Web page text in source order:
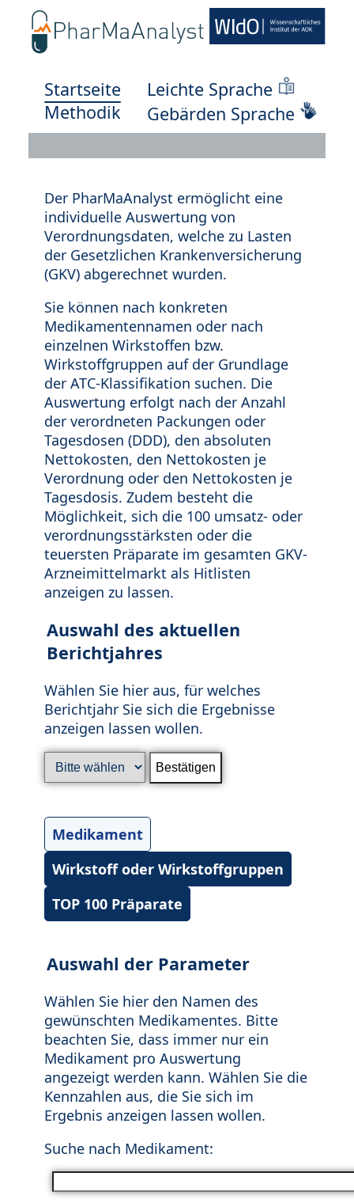
Startseite
Methodik
Leichte Sprache
Gebärden Sprache
Der PharMaAnalyst ermöglicht eine
individuelle Auswertung von
Verordnungsdaten, welche zu Lasten
der Gesetzlichen Krankenversicherung
(GKV) abgerechnet wurden.
Sie können nach konkreten
Medikamentennamen oder nach
einzelnen Wirkstoffen bzw.
Wirkstoffgruppen auf der Grundlage
der ATC-Klassifikation suchen. Die
Auswertung erfolgt nach der Anzahl
der verordneten Packungen oder
Tagesdosen (DDD), den absoluten
Nettokosten, den Nettokosten je
Verordnung oder den Nettokosten je
Tagesdosis. Zudem besteht die
Möglichkeit, sich die 100 umsatz- oder
verordnungsstärksten oder die
teuersten Präparate im gesamten GKV-
Arzneimittelmarkt als Hitlisten
anzeigen zu lassen.
Auswahl des aktuellen
Berichtjahres
Wählen Sie hier aus, für welches
Berichtjahr Sie sich die Ergebnisse
anzeigen lassen wollen.
Medikament
Wirkstoff oder Wirkstoffgruppen
TOP 100 Präparate
Auswahl der Parameter
Wählen Sie hier den Namen des
gewünschten Medikamentes. Bitte
beachten Sie, dass immer nur ein
Medikament pro Auswertung
angezeigt werden kann. Wählen Sie die
Kennzahlen aus, die Sie sich im
Ergebnis anzeigen lassen wollen.
Suche nach Medikament: